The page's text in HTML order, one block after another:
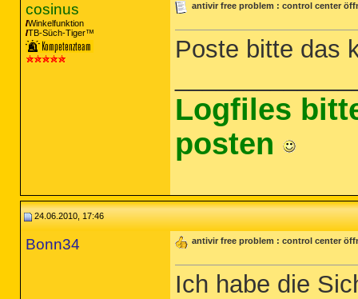
cosinus
Winkelfunktion
TB-Süch-Tiger™
antivir free problem : control center
Poste bitte das
Logfiles
posten
24.06.2010, 17:46
Bonn34 antivir free problem : control center
Ich habe die